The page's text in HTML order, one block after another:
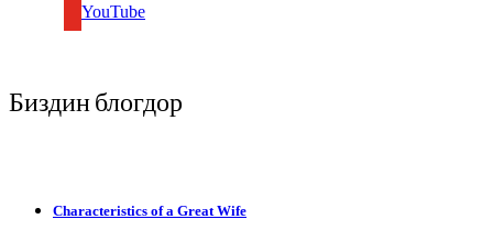
YouTube
Биздин блогдор
Characteristics of a Great Wife